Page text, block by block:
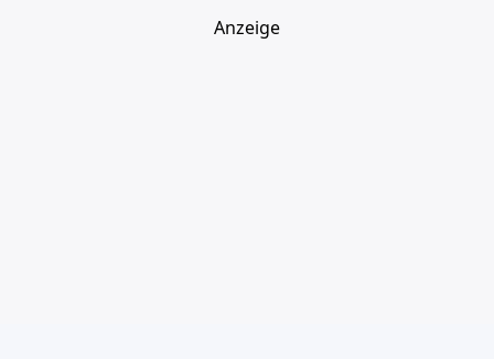
Anzeige